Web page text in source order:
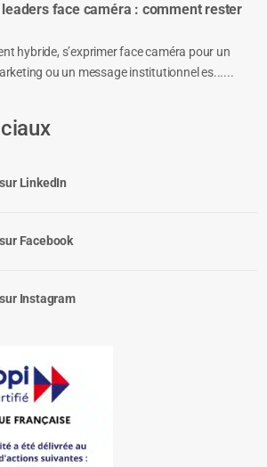
leaders face caméra : comment rester
hybride, s’exprimer face caméra pour un
ou un message institutionnel es......
LinkedIn
Facebook
Instagram